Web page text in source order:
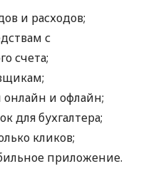
и расходов;
с
счета;
и офлайн;
для бухгалтера;
кликов;
приложение.